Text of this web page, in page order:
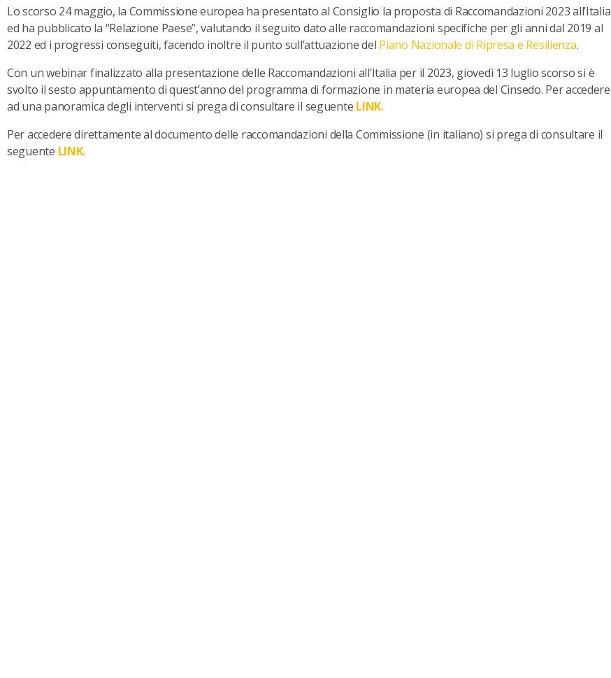
Lo scorso 24 maggio, la Commissione europea ha presentato al Consiglio la proposta di Raccomandazioni 2023 all’Italia
ed ha pubblicato la “Relazione Paese”, valutando il seguito dato alle raccomandazioni specifiche per gli anni dal 2019 al
2022 ed i progressi conseguiti, facendo inoltre il punto sull’attuazione del Piano Nazionale di Ripresa e Resilienza.
Con un webinar finalizzato alla presentazione delle Raccomandazioni all’Italia per il 2023, giovedì 13 luglio scorso si è
svolto il sesto appuntamento di quest’anno del programma di formazione in materia europea del Cinsedo. Per accedere
ad una panoramica degli interventi si prega di consultare il seguente LINK.
Per accedere direttamente al documento delle raccomandazioni della Commissione (in italiano) si prega di consultare il
seguente LINK.